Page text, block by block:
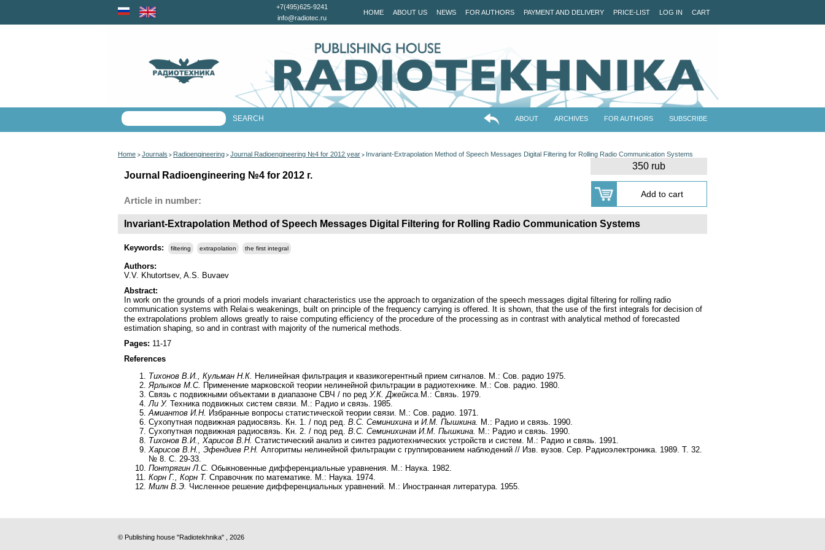
HOME ABOUT US NEWS FOR AUTHORS PAYMENT AND DELIVERY PRICE-LIST LOG IN CART
+7(495)625-9241
info@radiotec.ru
ABOUT ARCHIVES FOR AUTHORS SUBSCRIBE
Home > Journals > Radioengineering > Journal Radioengineering №4 for 2012 year > Invariant-Extrapolation Method of Speech Messages Digital Filtering for Rolling Radio Communication Systems
350 rub
Journal Radioengineering №4 for 2012 г.
Article in number:
Invariant-Extrapolation Method of Speech Messages Digital Filtering for Rolling Radio Communication Systems
Keywords: filtering extrapolation the first integral
Authors:
V.V. Khutortsev, A.S. Buvaev
Abstract:
In work on the grounds of a priori models invariant characteristics use the approach to organization of the speech messages digital filtering for rolling radio
communication systems with Relaiۥs weakenings, built on principle of the frequency carrying is offered. It is shown, that the use of the first integrals for decision of
the extrapolations problem allows greatly to raise computing efficiency of the procedure of the processing as in contrast with analytical method of forecasted
estimation shaping, so and in contrast with majority of the numerical methods.
Pages: 11-17
References
Тихонов В.И., Кульман Н.К. Нелинейная фильтрация и квазикогерентный прием сигналов. М.: Сов. радио 1975.
Ярлыков М.С. Применение марковской теории нелинейной фильтрации в радиотехнике. М.: Сов. радио. 1980.
Связь с подвижными объектами в диапазоне СВЧ / по ред У.К. Джейкса. М.: Связь. 1979.
Ли У. Техника подвижных систем связи. М.: Радио и связь. 1985.
Амиантов И.Н. Избранные вопросы статистической теории связи. М.: Сов. радио. 1971.
Сухопутная подвижная радиосвязь. Кн. 1. / под ред. В.С. Семинихина и И.М. Пышкина. М.: Радио и связь. 1990.
Сухопутная подвижная радиосвязь. Кн. 2. / под ред. В.С. Семинихинаи И.М. Пышкина. М.: Радио и связь. 1990.
Тихонов В.И., Харисов В.Н. Статистический анализ и синтез радиотехнических устройств и систем. М.: Радио и связь. 1991.
Харисов В.Н., Эфендиев Р.Н. Алгоритмы нелинейной фильтрации с группированием наблюдений // Изв. вузов. Сер. Радиоэлектроника. 1989. Т. 32.
№ 8. С. 29-33.
Понтрягин Л.С. Обыкновенные дифференциальные уравнения. М.: Наука. 1982.
Корн Г., Корн Т. Справочник по математике. М.: Наука. 1974.
Милн В.Э. Численное решение дифференциальных уравнений. М.: Иностранная литература. 1955.
© Publishing house "Radiotekhnika" , 2026